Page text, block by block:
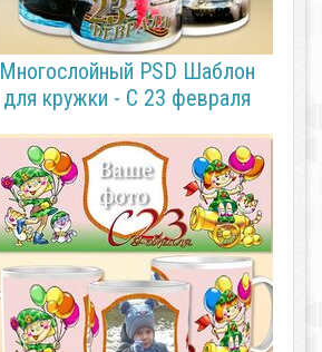
Многослойный PSD Шаблон
для кружки - С 23 февраля